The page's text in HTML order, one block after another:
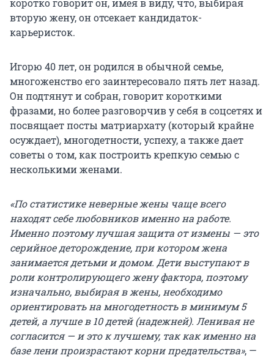
коротко говорит он, имея в виду, что, выбирая
вторую жену, он отсекает кандидаток-
карьеристок.
Игорю 40 лет, он родился в обычной семье,
многоженство его заинтересовало пять лет назад.
Он подтянут и собран, говорит короткими
фразами, но более разговорчив у себя в соцсетях и
посвящает посты матриархату (который крайне
осуждает), многодетности, успеху, а также дает
советы о том, как построить крепкую семью с
несколькими женами.
«По статистике неверные жены чаще всего
находят себе любовников именно на работе.
Именно поэтому лучшая защита от измены — это
серийное деторождение, при котором жена
занимается детьми и домом. Дети выступают в
роли контролирующего жену фактора, поэтому
изначально, выбирая в жены, необходимо
ориентировать на многодетность в минимум 5
детей, а лучше в 10 детей (надежней). Ленивая не
согласится — и это к лучшему, так как именно на
базе лени произрастают корни предательства», —